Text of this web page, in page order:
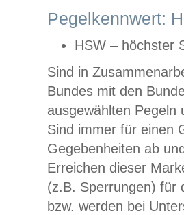
Pegelkennwert:
HSW – höchster
Sind in
Bundes mit den
ausgewählten
Sind immer für einen
Gegebenheiten ab
Erreichen dieser
(z.B. Sperrungen) für
bzw. werden bei